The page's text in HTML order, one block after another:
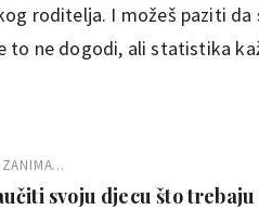
roditelja. I možeš paziti
to ne dogodi, ali statistika
svoju djecu što